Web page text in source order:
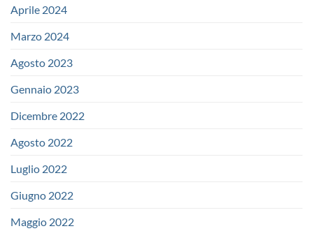
Aprile 2024
Marzo 2024
Agosto 2023
Gennaio 2023
Dicembre 2022
Agosto 2022
Luglio 2022
Giugno 2022
Maggio 2022